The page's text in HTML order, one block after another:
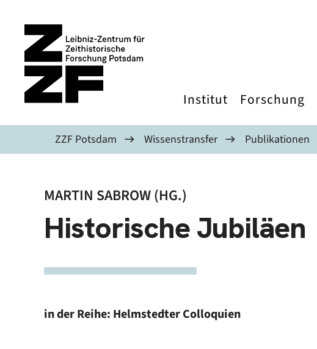
Institut Forschung
ZZF Potsdam Wissenstransfer Publikationen
MARTIN SABROW (HG.)
Historische Jubiläen
in der Reihe: Helmstedter Colloquien